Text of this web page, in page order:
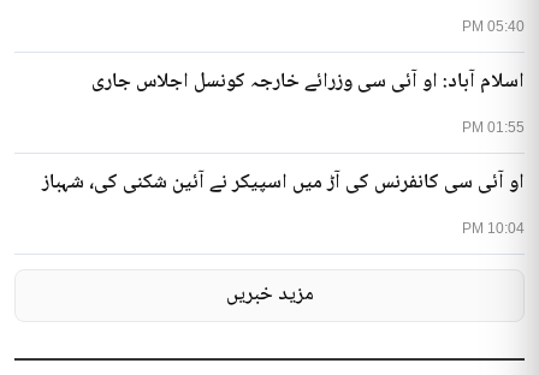
05:40 PM
01:55 PM
اسلام آباد: او آئی سی وزرائے خارجہ کونسل اجلاس جاری
10:04 PM
او آئی سی کانفرنس کی آڑ میں اسپیکر نے آئین شکنی کی، شہباز
مزید خبریں